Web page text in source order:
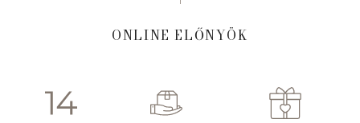
ONLINE ELŐNYÖK